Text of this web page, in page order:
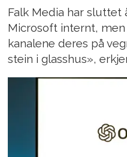
Falk Media har sluttet
Microsoft internt,
kanalene deres på
stein i glasshus»,